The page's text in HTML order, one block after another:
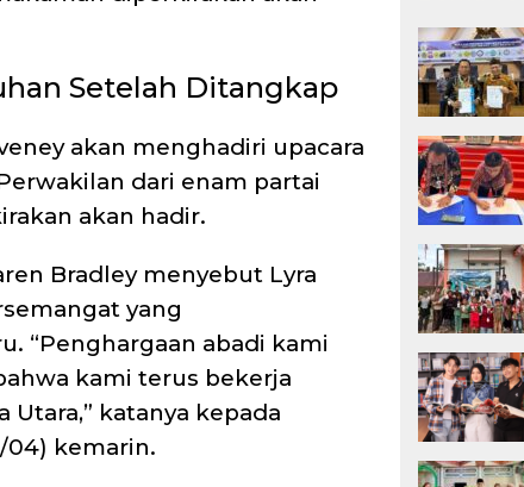
Setelah Ditangkap
akan menghadiri upacara
dari enam partai
akan hadir.
Bradley menyebut Lyra
yang
“Penghargaan abadi kami
kami terus bekerja
katanya kepada
04) kemarin.